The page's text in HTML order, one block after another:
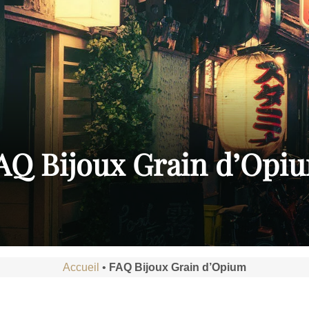
Bijoux Grain
Accueil • FAQ Bijoux Grain d’Opium